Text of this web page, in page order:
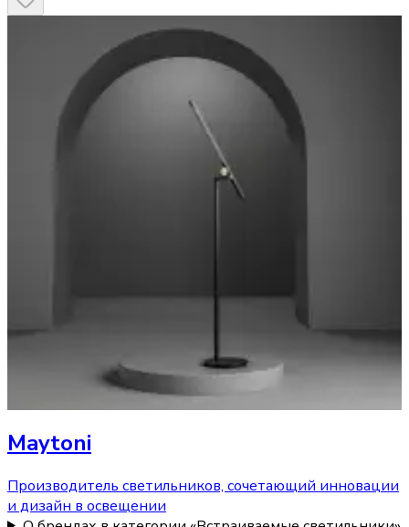
Maytoni
Производитель светильников, сочетающий инновации
и дизайн в освещении